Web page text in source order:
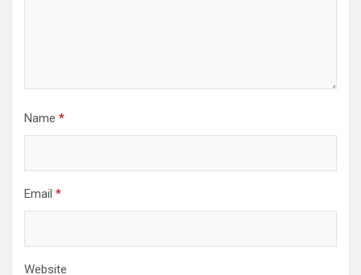
Name *
Email *
Website